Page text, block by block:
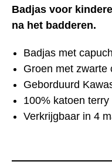
Badjas voor
na het badderen.
Badjas met
Groen met zwarte
Geborduurd
100% katoen terry
Verkrijgbaar in 4